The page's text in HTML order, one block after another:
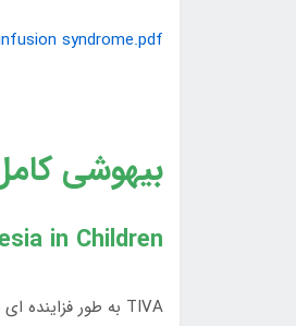
syndrome.pdf
بیهوشی
in Children
TIVA به طور فزاینده ای در بیهوشی کودکان مورد استفاده قرار می گیرد